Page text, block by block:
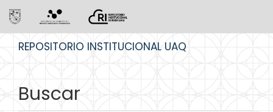
REPOSITORIO INSTITUCIONAL UAQ
Buscar